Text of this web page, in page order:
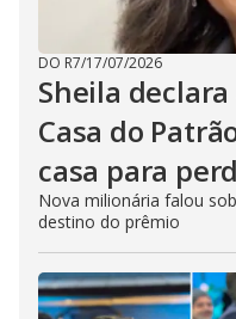
DO R7/17/07/2026
Sheila
Casa do
casa para
Nova milionária falou
destino do prêmio